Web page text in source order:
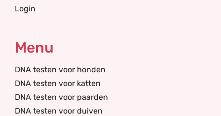
Login
Menu
DNA testen voor honden
DNA testen voor katten
DNA testen voor paarden
DNA testen voor duiven